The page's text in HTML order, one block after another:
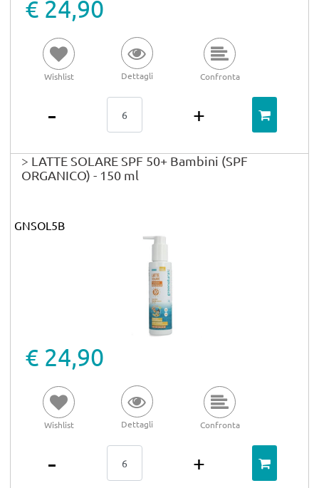
€ 24,90
Wishlist Dettagli Confronta
> LATTE SOLARE SPF 50+ Bambini (SPF
ORGANICO) - 150 ml
GNSOL5B
€ 24,90
Wishlist Dettagli Confronta